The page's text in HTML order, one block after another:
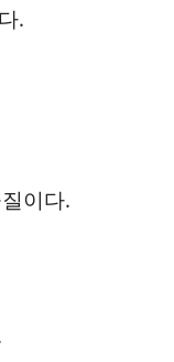
.
이다.